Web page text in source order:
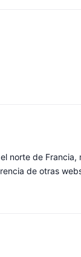
norte de
de otras